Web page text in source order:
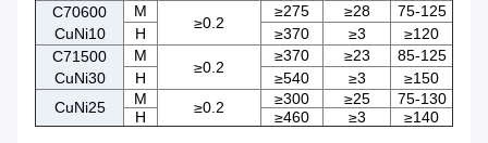
C70600
CuNi10
M
≥0.2
≥275 ≥28
75-125
H
≥370 ≥3
≥120
C71500
CuNi30
M
≥0.2
≥370 ≥23
85-125
H
≥540 ≥3
≥150
CuNi25
M ≥0.2 ≥300 ≥25
75-130
H
≥460 ≥3 ≥140